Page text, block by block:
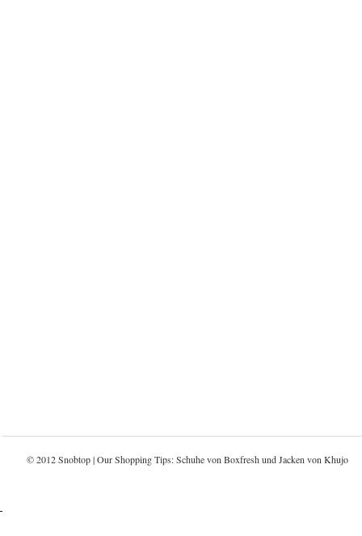
© 2012 Snobtop | Our Shopping Tips: Schuhe von Boxfresh und Jacken von Khujo